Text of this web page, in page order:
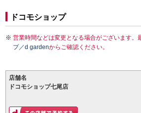
ドコモショップ
営業時間などは変更となる場合がございます。
プ／d gardenからご確認ください。
店舗名
ドコモショップ七尾店